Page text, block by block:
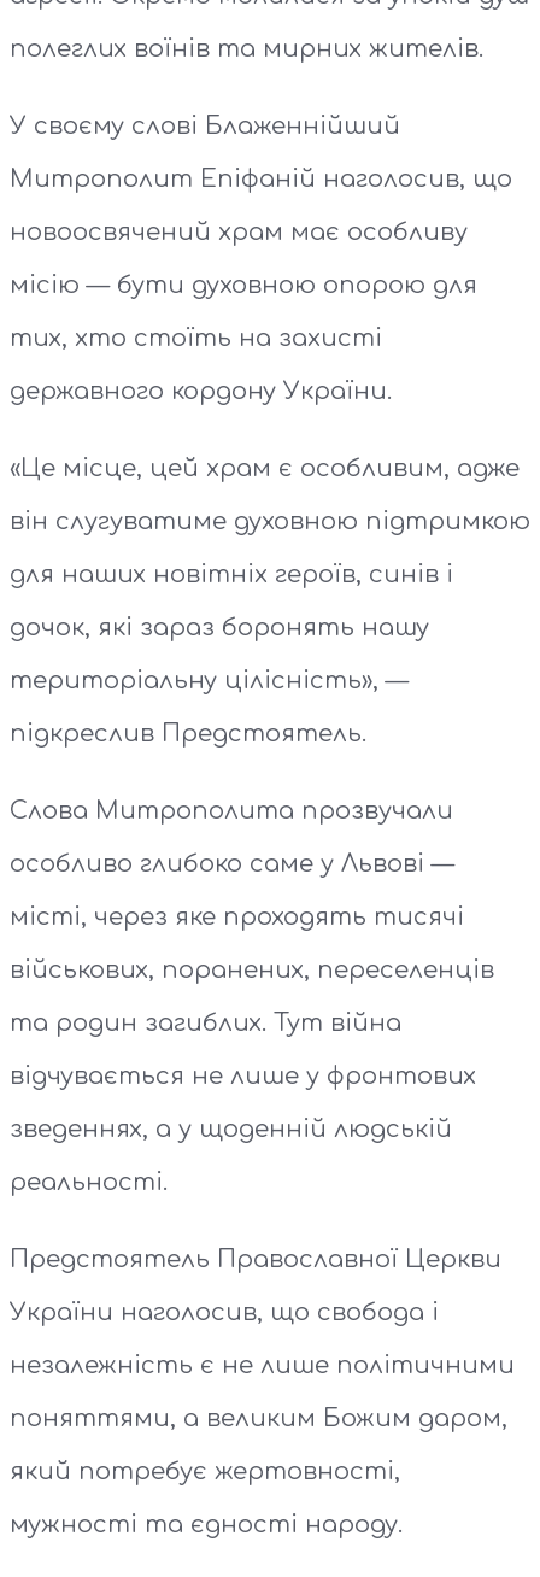
полеглих воїнів та мирних жителів.
У своєму слові Блаженнійший
Митрополит Епіфаній наголосив, що
новоосвячений храм має особливу
місію — бути духовною опорою для
тих, хто стоїть на захисті
державного кордону України.
«Це місце, цей храм є особливим, адже
він слугуватиме духовною підтримкою
для наших новітніх героїв, синів і
дочок, які зараз боронять нашу
територіальну цілісність», —
підкреслив Предстоятель.
Слова Митрополита прозвучали
особливо глибоко саме у Львові —
місті, через яке проходять тисячі
військових, поранених, переселенців
та родин загиблих. Тут війна
відчувається не лише у фронтових
зведеннях, а у щоденній людській
реальності.
Предстоятель Православної Церкви
України наголосив, що свобода і
незалежність є не лише політичними
поняттями, а великим Божим даром,
який потребує жертовності,
мужності та єдності народу.